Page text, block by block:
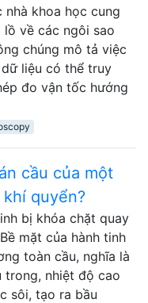
nhà khoa học cung
về các ngôi sao
chúng mô tả việc
liệu có thể truy
đo vận tốc hướng
cầu của một
quyển?
bị khóa chặt quay
mặt của hành tinh
toàn cầu, nghĩa là
trong, nhiệt độ cao
sôi, tạo ra bầu